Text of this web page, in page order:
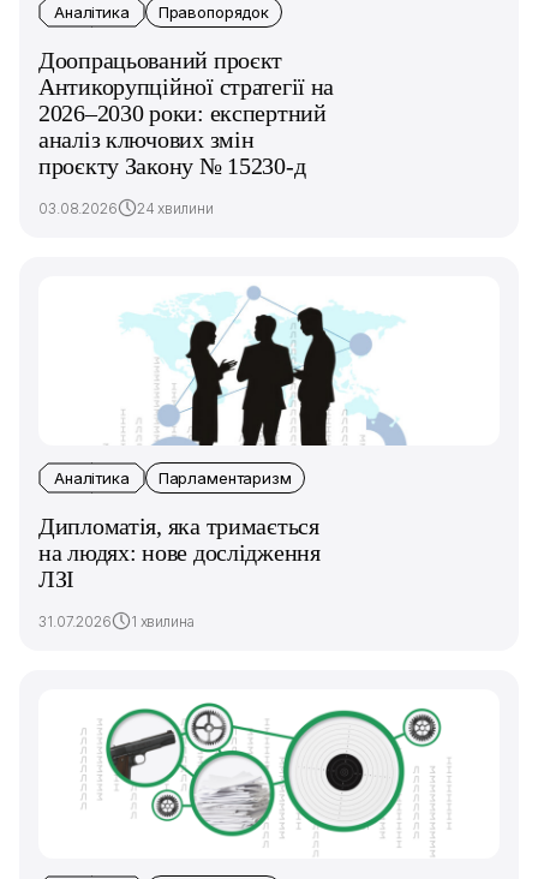
Аналітика Правопорядок
Доопрацьований проєкт
Антикорупційної стратегії на
2026–2030 роки: експертний
аналіз ключових змін
проєкту Закону № 15230-д
03.08.2026 24 хвилини
Аналітика Парламентаризм
Дипломатія, яка тримається
на людях: нове дослідження
ЛЗІ
31.07.2026 1 хвилина